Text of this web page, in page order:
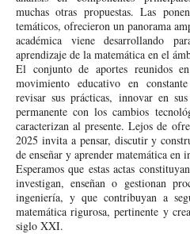
muchas otras propuestas. Las
temáticos, ofrecieron un panorama
académica viene desarrollando
aprendizaje de la matemática en el
El conjunto de aportes reunidos
movimiento educativo en
revisar sus prácticas, innovar en
permanente con los cambios
caracterizan al presente. Lejos de
2025 invita a pensar, discutir y
de enseñar y aprender matemática en
Esperamos que estas actas
investigan, enseñan o gestionan
ingeniería, y que contribuyan a
matemática rigurosa, pertinente y
siglo XXI.